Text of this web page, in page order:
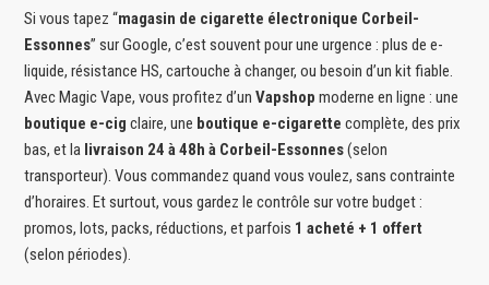
Si vous tapez “magasin de cigarette électronique Corbeil-
Essonnes” sur Google, c’est souvent pour une urgence : plus de e-
liquide, résistance HS, cartouche à changer, ou besoin d’un kit fiable.
Avec Magic Vape, vous profitez d’unVapshop moderne en ligne : une
boutique e-cig claire, une boutique e-cigarette complète, des prix
bas, et la livraison 24 à 48h à Corbeil-Essonnes(selon
transporteur). Vous commandez quand vous voulez, sans contrainte
d’horaires. Et surtout, vous gardez le contrôle sur votre budget :
promos, lots, packs, réductions, et parfois 1 acheté + 1 offert
(selon périodes).